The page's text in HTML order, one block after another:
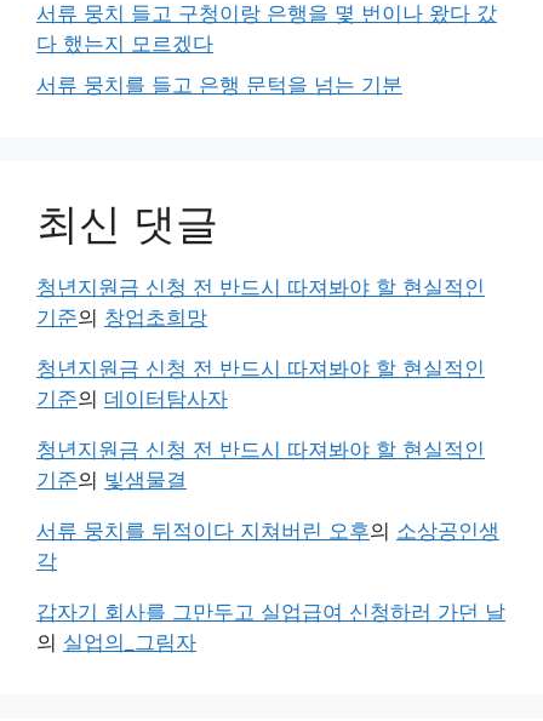
서류 뭉치 들고 구청이랑 은행을 몇 번이나 왔다 갔
다 했는지 모르겠다
서류 뭉치를 들고 은행 문턱을 넘는 기분
최신 댓글
청년지원금 신청 전 반드시 따져봐야 할 현실적인
기준의 창업초희망
청년지원금 신청 전 반드시 따져봐야 할 현실적인
기준의 데이터탐사자
청년지원금 신청 전 반드시 따져봐야 할 현실적인
기준의 빛샘물결
서류 뭉치를 뒤적이다 지쳐버린 오후의 소상공인생
각
갑자기 회사를 그만두고 실업급여 신청하러 가던 날
의 실업의_그림자